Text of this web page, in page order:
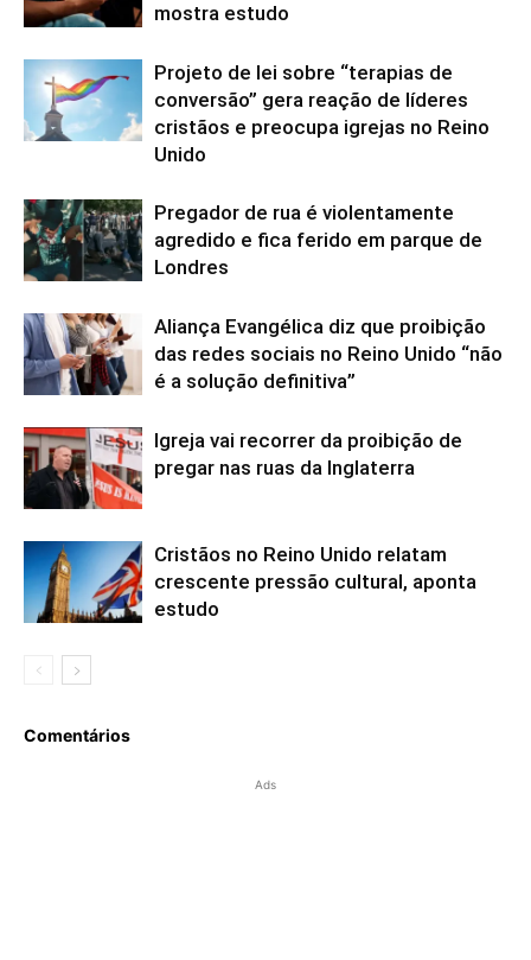
mostra estudo
Projeto de lei sobre “terapias de
conversão” gera reação de líderes
cristãos e preocupa igrejas no Reino
Unido
Pregador de rua é violentamente
agredido e fica ferido em parque de
Londres
Aliança Evangélica diz que proibição
das redes sociais no Reino Unido “não
é a solução definitiva”
Igreja vai recorrer da proibição de
pregar nas ruas da Inglaterra
Cristãos no Reino Unido relatam
crescente pressão cultural, aponta
estudo
Comentários
Ads